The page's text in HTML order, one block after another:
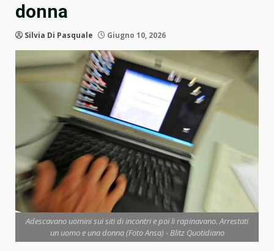
donna
Silvia Di Pasquale Giugno 10, 2026
Adescavano uomini sui siti di incontri e poi li rapinavano. Arrestati
un uomo e una donna (Foto Ansa) - Blitz Quotidiano